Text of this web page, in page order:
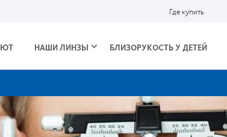
Где купить
НАШИ ЛИНЗЫ БЛИЗОРУКОСТЬ У ДЕТЕЙ